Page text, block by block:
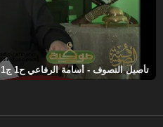
تأصيل التصوف - أسامة الرفاعي ح1 ج1